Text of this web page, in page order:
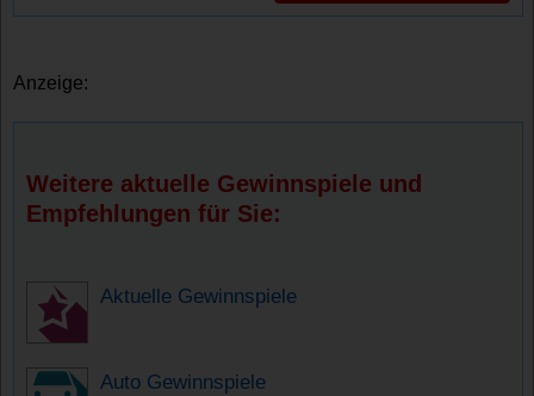
Anzeige:
Weitere aktuelle Gewinnspiele und
Empfehlungen für Sie:
Aktuelle Gewinnspiele
Auto Gewinnspiele